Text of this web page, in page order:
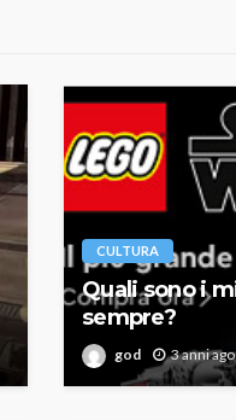
CULTURA
Quali sono i
sempre?
god 3 anni ago